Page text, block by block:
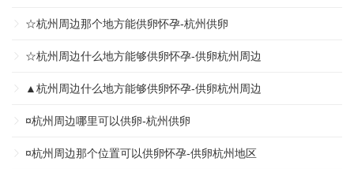
☆杭州周边那个地方能供卵怀孕-杭州供卵
☆杭州周边什么地方能够供卵怀孕-供卵杭州周边
▲杭州周边什么地方能够供卵怀孕-供卵杭州周边
¤杭州周边哪里可以供卵-杭州供卵
¤杭州周边那个位置可以供卵怀孕-供卵杭州地区